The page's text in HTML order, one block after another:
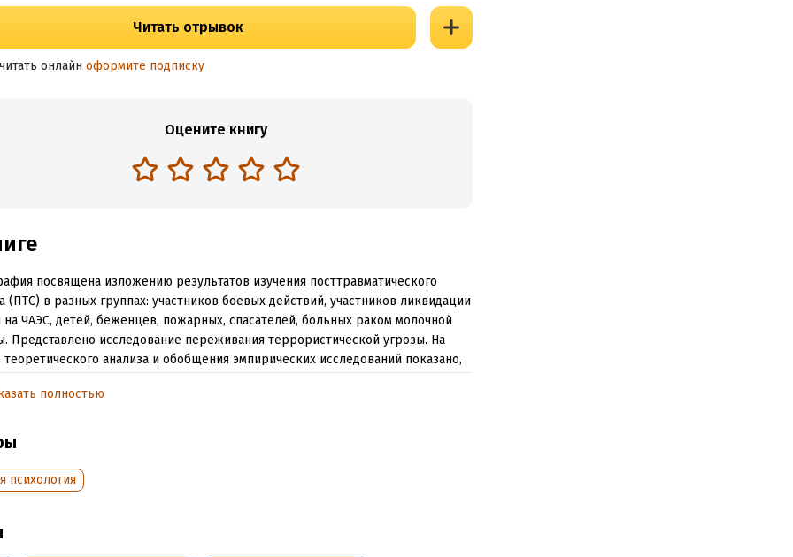
Читать отрывок
онлайн оформите подписку
Оцените книгу
посвящена изложению результатов изучения посттравматического
(ПТС) в разных группах: участников боевых действий, участников ликвидации
на ЧАЭС, детей, беженцев, пожарных, спасателей, больных раком молочной
Представлено исследование переживания террористической угрозы. На
теоретического анализа и обобщения эмпирических исследований показано,
стрессоров высокого уровня интенсивности представляют
посттравматическое стрессовое расстройств (ПТСР). Эмпирически
что только высокий уровень посттравматического стресса
с клинической картиной ПТСР. Выдвинуто и подтверждено
о том, что на психологическом уровне симптомы ПТСР представляют
в семантическое поле понятия «посттравматический стресс».
полностью
психология